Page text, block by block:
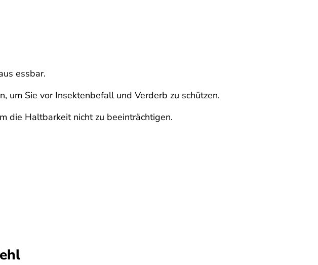
essbar.
um Sie vor Insektenbefall und Verderb zu schützen.
die Haltbarkeit nicht zu beeinträchtigen.